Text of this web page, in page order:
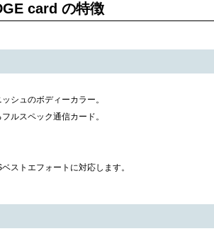
card の特徴
シュのボディーカラー。
ルスペック通信カード。
ストエフォートに対応します。